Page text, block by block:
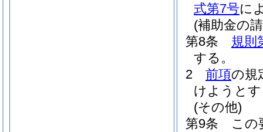
式第7号に
(補助金の
第8条
規則
する。
2
前項の規
けようと
(その他)
第9条
この